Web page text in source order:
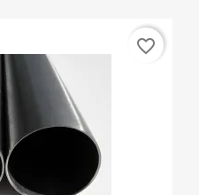
favorite_border